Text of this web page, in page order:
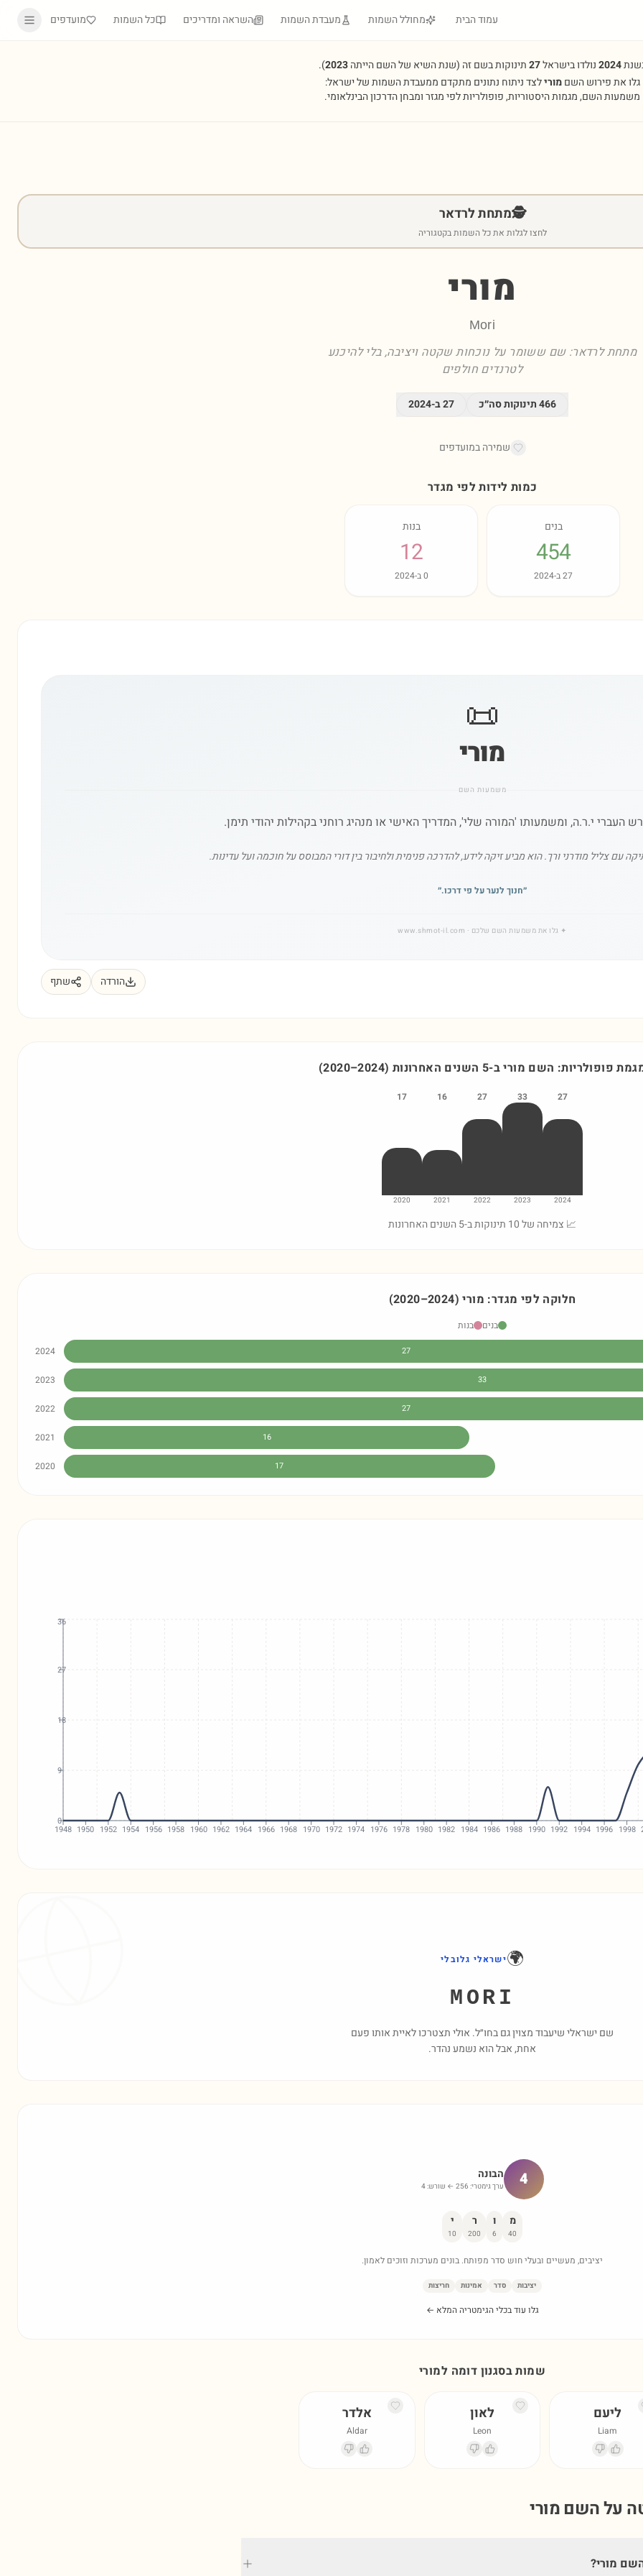
עמוד הבית מחולל השמות מעבדת השמות השראה ומדריכים כל השמות מועדפים
2024נולדו בישראל27תינוקות בשם זה (שנת השיא של השם הייתה2023
).
גלו את פירוש השםמורילצד ניתוח נתונים מתקדם ממעבדת השמות של ישראל:
משמעות השם, מגמות היסטוריות, פופולריות לפי מגזר ומבחן הדרכון הבינלאומי.
🕵️מתחת לרדאר
לחצו לגלות את כל השמות בקטגוריה
מורי
Mori
מתחת לרדאר: שם ששומר על נוכחות שקטה ויציבה, בלי להיכנע
לטרנדים חולפים
466תינוקות סה״כ 27ב-2024
שמירה במועדפים
כמות לידות לפי מגדר
בנים
454
27ב-2024
בנות
12
0ב-2024
📜
מורי
משמעות השם
העברי י.ר.ה, ומשמעותו 'המורה שלי', המדריך האישי או מנהיג רוחני בקהילות יהודי תימן.
עם צליל מודרני ורך. הוא מביע זיקה לידע, להדרכה פנימית ולחיבור בין דורי המבוסס על חוכמה ועל עדינות.
״חנוך לנער על פי דרכו.״
✦ גלו את משמעות השם שלכם · www.shmot-il.com
הורדה שתף
פופולריות: השם מוריב-5 השנים האחרונות (2020–2024)
27
2024
33
2023
27
2022
16
2021
17
2020
📈 צמיחה של 10 תינוקות ב-5 השנים האחרונות
חלוקה לפי מגדר: מורי (2020–2024)
בנים
בנות
2024
27
2023 33
2022 27
2021 16
2020 17
1948 1950 1952 1954 1956 1958 1960 1962 1964 1966 1968 1970 1972 1974 1976 1978 1980 1982 1984 1986 1988 1990 1992 1994 1996 1998
0
9
18
27
36
🌍ישראלי גלובלי
MORI
שם ישראלי שיעבוד מצוין גם בחו״ל. אולי תצטרכו לאיית אותו פעם
אחת, אבל הוא נשמע נהדר.
4 הבונה
ערך גימטרי: 256 ← שורש: 4
מ
40
ו
6
ר
200
י
10
יציבים, מעשיים ובעלי חוש סדר מפותח. בונים מערכות וזוכים לאמון.
יציבות סדר אמינות חריצות
גלו עוד בכלי הגימטריה המלא ←
שמות בסגנון דומה למורי
ליעם
Liam
לאון
Leon
אלדר
Aldar
על השם מורי
מורי?